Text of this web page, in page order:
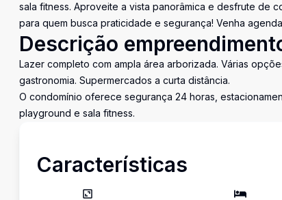
sala fitness. Aproveite a vista panorâmica e desfrute de
para quem busca praticidade e segurança! Venha
Descrição
Lazer completo com ampla área arborizada. Várias
gastronomia. Supermercados a curta distância.
O condomínio oferece segurança 24 horas,
playground e sala fitness.
Características